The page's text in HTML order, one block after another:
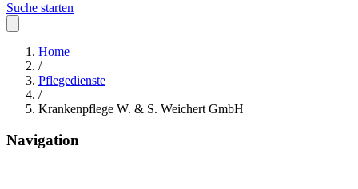
Suche starten
Home
/
Pflegedienste
/
Krankenpflege W. & S. Weichert GmbH
Navigation